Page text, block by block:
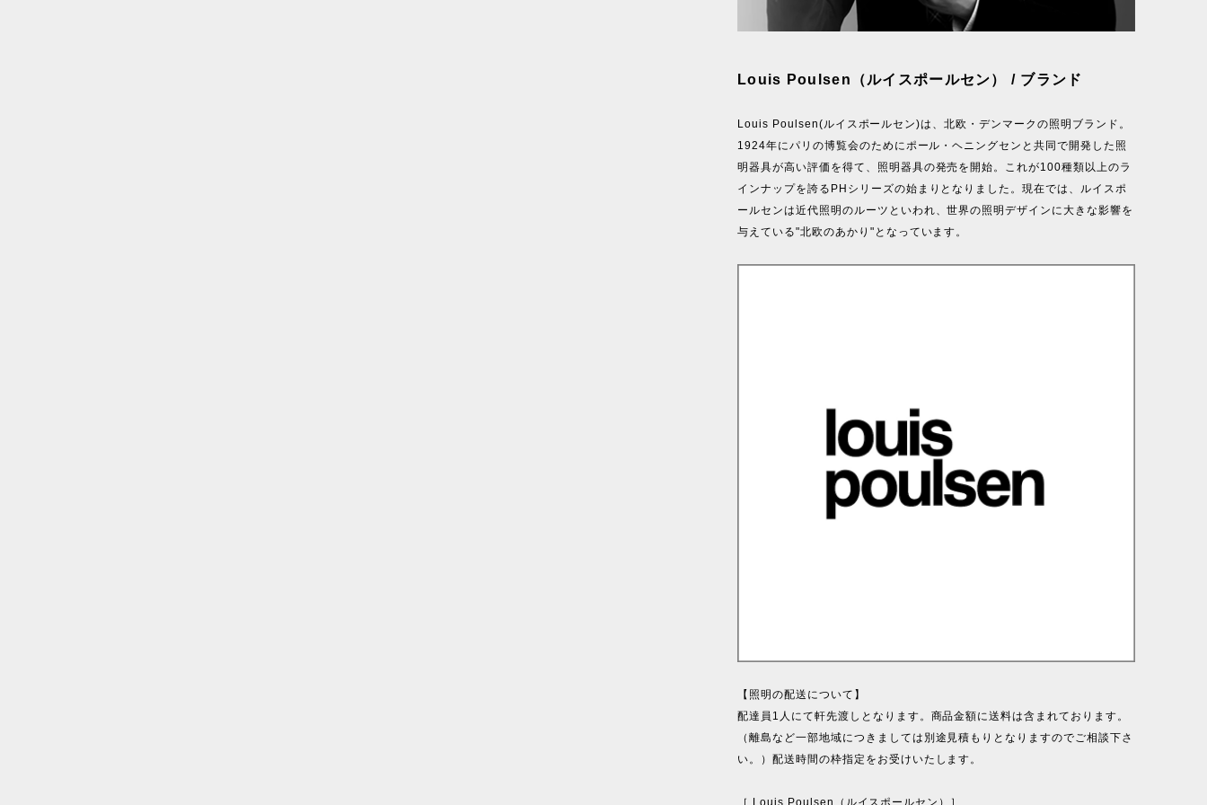
Louis Poulsen（ルイスポールセン） / ブランド
Louis Poulsen(ルイスポールセン)は、北欧・デンマークの照明ブランド。
1924年にパリの博覧会のためにポール・ヘニングセンと共同で開発した照
明器具が高い評価を得て、照明器具の発売を開始。これが100種類以上のラ
インナップを誇るPHシリーズの始まりとなりました。現在では、ルイスポ
ールセンは近代照明のルーツといわれ、世界の照明デザインに大きな影響を
与えている"北欧のあかり"となっています。
【照明の配送について】
配達員1人にて軒先渡しとなります。商品金額に送料は含まれております。
（離島など一部地域につきましては別途見積もりとなりますのでご相談下さ
い。）配送時間の枠指定をお受けいたします。
［ Louis Poulsen（ルイスポールセン）］